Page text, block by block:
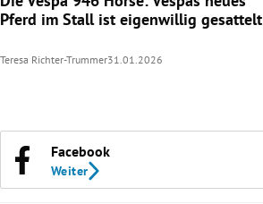
Pferd im Stall ist eigenwillig gesattelt
Teresa Richter-Trummer31.01.2026
Facebook
Weiter